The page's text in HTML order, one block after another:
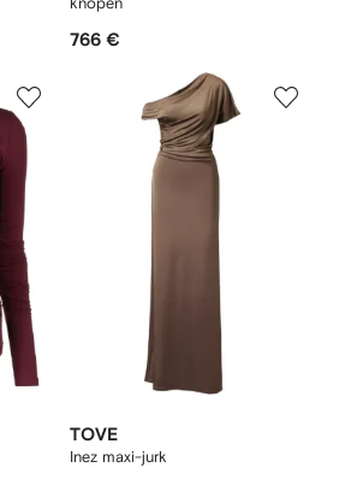
knopen
766 €
TOVE
Inez maxi-jurk